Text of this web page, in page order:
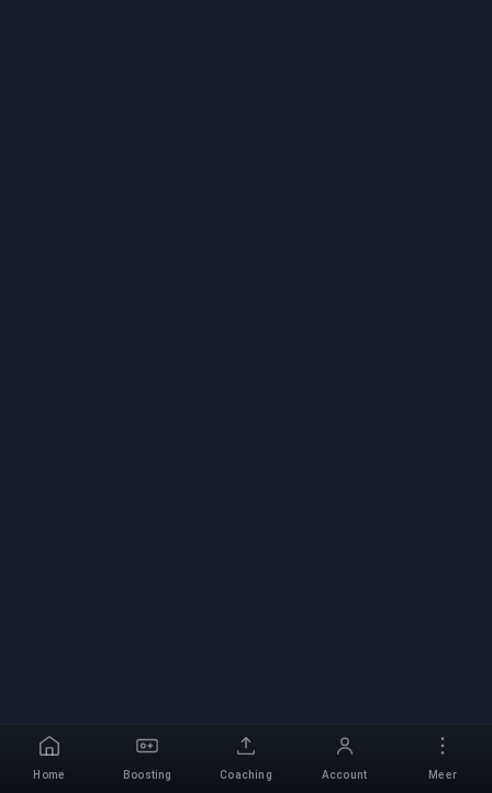
Home Boosting Coaching Account Meer